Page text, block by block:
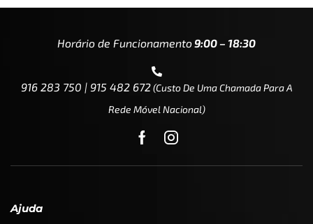
Horário de Funcionamento9:00 – 18:30
916 283 750 | 915 482 672(custo De Uma Chamada Para A
Rede Móvel Nacional)
Ajuda